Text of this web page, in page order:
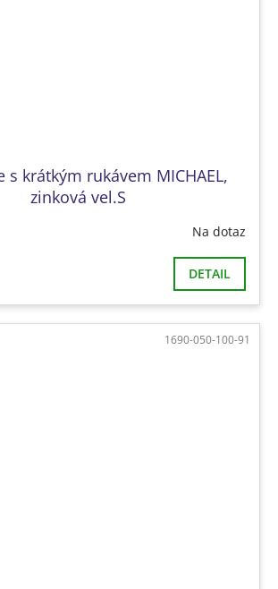
s krátkým rukávem MICHAEL,
zinková vel.S
Na dotaz
DETAIL
1690-050-100-91